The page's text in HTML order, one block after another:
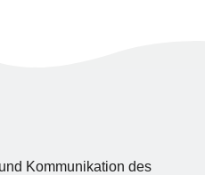
Kommunikation des